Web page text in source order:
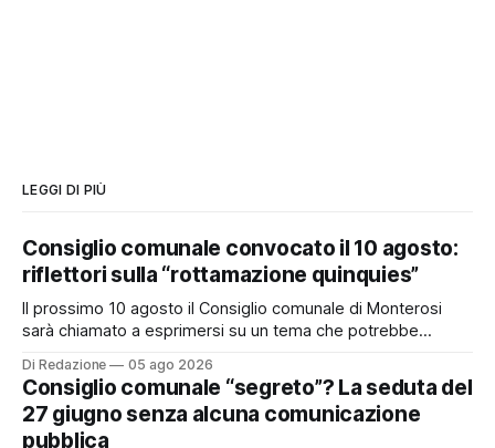
LEGGI DI PIÙ
Consiglio comunale convocato il 10 agosto:
riflettori sulla “rottamazione quinquies”
Il prossimo 10 agosto il Consiglio comunale di Monterosi
sarà chiamato a esprimersi su un tema che potrebbe
possibile adesione del Comune alla cosiddetta
“rottamazione quinquies” dei carichi affidati all’Agente della
Riscossione. Prima, però, c’è un tema politico che merita
Di Redazione 05 ago 2026
Consiglio comunale “segreto”? La seduta del
27 giugno senza alcuna comunicazione
pubblica